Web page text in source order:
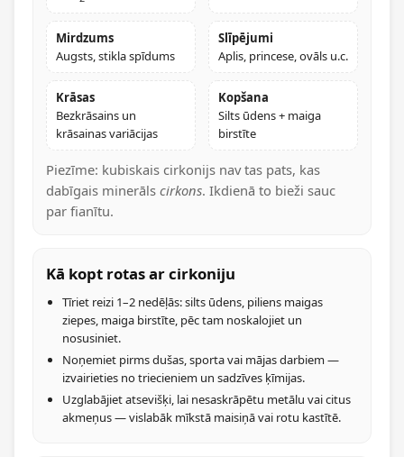
Mirdzums
Augsts, stikla spīdums
Slīpējumi
Aplis, princese, ovāls u.c.
Krāsas
Bezkrāsains un
krāsainas variācijas
Kopšana
Silts ūdens + maiga
birstīte
Piezīme: kubiskais cirkonijs nav tas pats, kas
dabīgais minerāls cirkons. Ikdienā to bieži sauc
par fianītu.
Kā kopt rotas ar cirkoniju
Tīriet reizi 1–2 nedēļās: silts ūdens, piliens maigas
ziepes, maiga birstīte, pēc tam noskalojiet un
nosusiniet.
Noņemiet pirms dušas, sporta vai mājas darbiem —
izvairieties no triecieniem un sadzīves ķīmijas.
Uzglabājiet atsevišķi, lai nesaskrāpētu metālu vai citus
akmeņus — vislabāk mīkstā maisiņā vai rotu kastītē.